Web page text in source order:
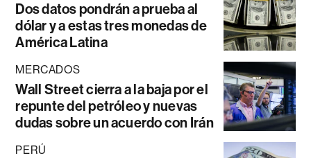
Dos datos pondrán a prueba al
dólar y a estas tres monedas de
América Latina
MERCADOS
Wall Street cierra a la baja por el
repunte del petróleo y nuevas
dudas sobre un acuerdo con Irán
PERÚ